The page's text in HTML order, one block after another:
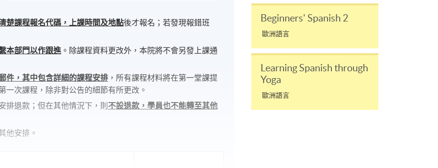
楚課程報名代碼，上課時間及地點後才報名；若發現報錯班
本部門以作跟進 。除課程資料更改外，本院將不會另發上課通
件，其中包含詳細的課程安排 ，所有課程材料將在第一堂課提
一次課程，除非對公告的細節有所更改。
排退款；但在其他情況下，則 不設退款，學員也不能轉至其他
他安排。
Beginners' Spanish 2
歐洲語言
Learning Spanish through
Yoga
歐洲語言